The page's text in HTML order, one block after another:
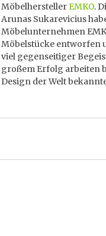
MöbelherstellerEMKO.
Arunas Sukarevicius
Möbelunternehmen
Möbelstücke entworfen
viel gegenseitiger
großem Erfolg arbeiten
Design der Welt